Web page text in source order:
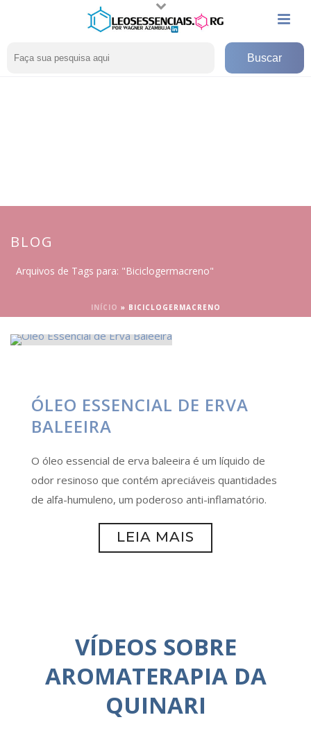
BLOG
Arquivos de Tags para: "Biciclogermacreno"
INÍCIO » BICICLOGERMACRENO
ÓLEO ESSENCIAL DE ERVA
BALEEIRA
O óleo essencial de erva baleeira é um líquido de
odor resinoso que contém apreciáveis quantidades
de alfa-humuleno, um poderoso anti-inflamatório.
LEIA MAIS
VÍDEOS SOBRE
AROMATERAPIA DA
QUINARI